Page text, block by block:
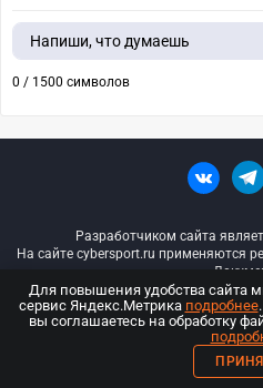
Напиши, что думаешь
0 / 1500 символов
Разработчиком сайта
На сайте cybersport.ru применяются
© ООО «Киберспорт.ру»
ООО «Киберспорт.ру».
Для повышения удобства сайта
сервис Яндекс.Метрика подробнее
вы соглашаетесь на обработку